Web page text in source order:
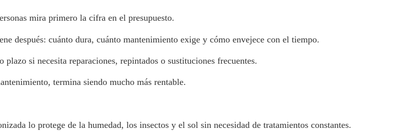
mira primero la cifra en el presupuesto.
después: cuánto dura, cuánto mantenimiento exige y cómo envejece con el tiempo.
si necesita reparaciones, repintados o sustituciones frecuentes.
termina siendo mucho más rentable.
lo protege de la humedad, los insectos y el sol sin necesidad de tratamientos constantes.